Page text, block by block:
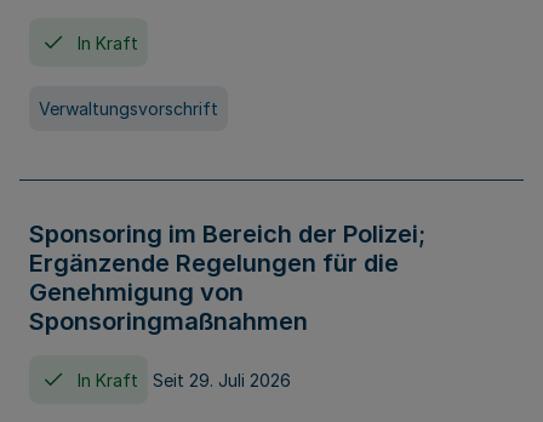
In Kraft
Verwaltungsvorschrift
Sponsoring im Bereich der Polizei;
Ergänzende Regelungen für die
Genehmigung von
Sponsoringmaßnahmen
In Kraft Seit 29. Juli 2026